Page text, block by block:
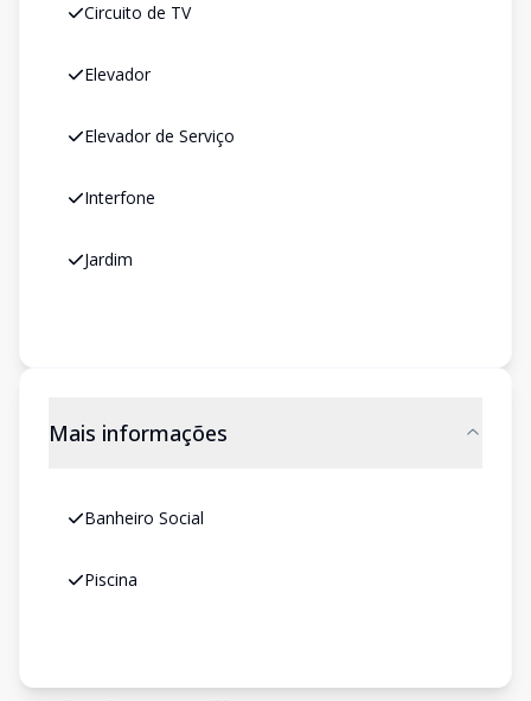
Circuito de TV
Elevador
Elevador de Serviço
Interfone
Jardim
Mais informações
Banheiro Social
Piscina